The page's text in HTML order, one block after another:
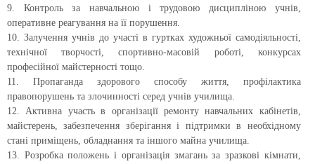
9. Контроль за навчальною і трудовою дисципліною учнів,
оперативне реагування на її порушення.
10. Залучення учнів до участі в гуртках художньої самодіяльності,
технічної творчості, спортивно-масовій роботі, конкурсах
професійної майстерності тощо.
11. Пропаганда здорового способу життя, профілактика
правопорушень та злочинності серед учнів училища.
12. Активна участь в організації ремонту навчальних кабінетів,
майстерень, забезпечення зберігання і підтримки в необхідному
стані приміщень, обладнання та іншого майна училища.
13. Розробка положень і організація змагань за зразкові кімнати,